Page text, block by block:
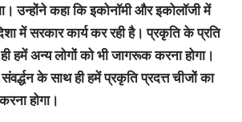
उन्होंने कहा कि इकोनॉमी और इकोलॉजी में
में सरकार कार्य कर रही है। प्रकृति के प्रति
हमें अन्य लोगों को भी जागरूक करना होगा।
के साथ ही हमें प्रकृति प्रदत्त चीजों का
होगा।